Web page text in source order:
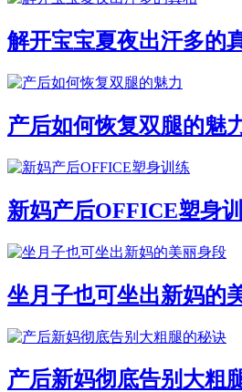
解开宝宝夏夜出汗多的
产后如何恢复双腿的魅
新妈产后OFFICE塑身
坐月子也可坐出新妈的
产后新妈彻底告别大粗